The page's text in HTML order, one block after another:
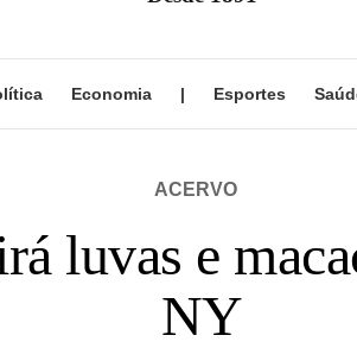
Economia | Esportes
ACERVO
luvas e
NY